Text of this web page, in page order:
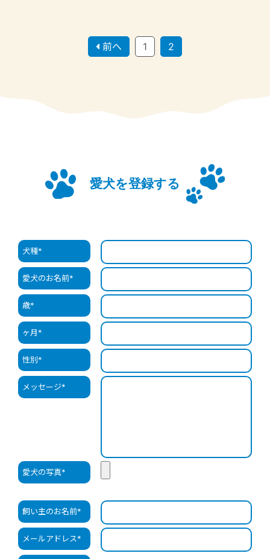
前へ 1 2
愛犬を登録する
犬種*
愛犬のお名前*
歳*
ヶ月*
性別*
メッセージ*
愛犬の写真*
飼い主のお名前*
メールアドレス*